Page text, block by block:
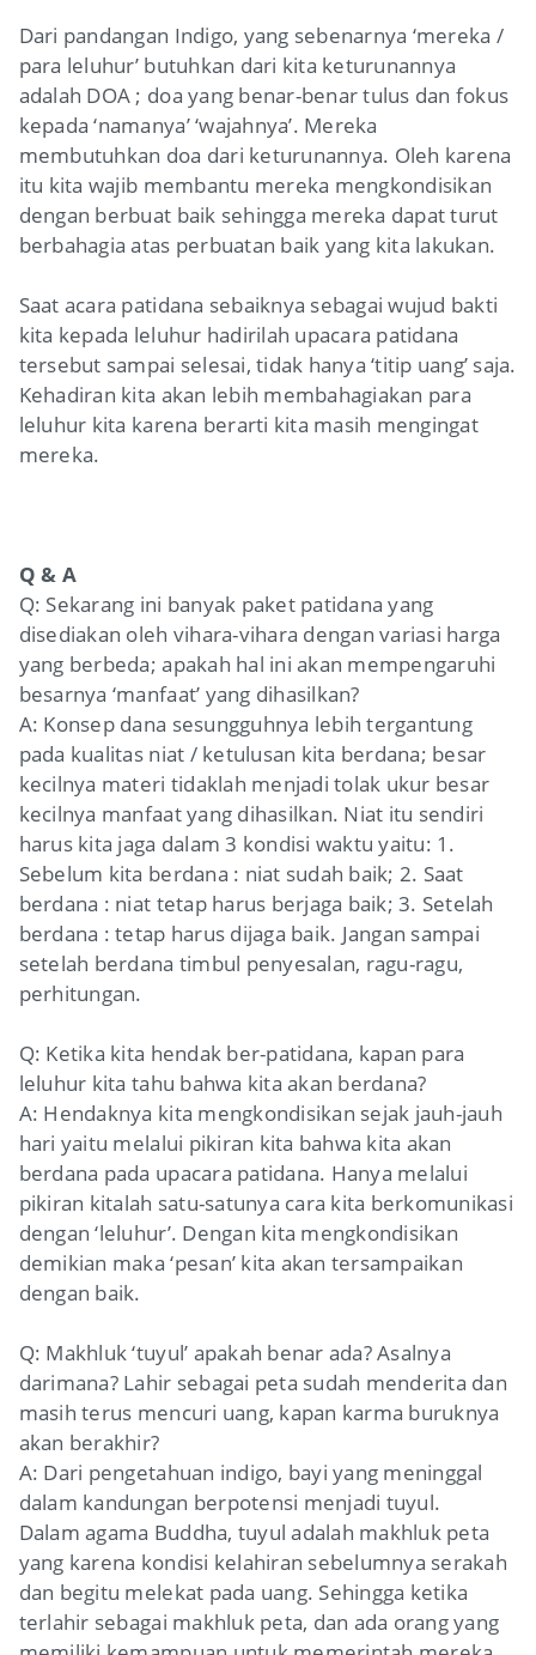
Dari pandangan Indigo, yang sebenarnya ‘mereka /
para leluhur’ butuhkan dari kita keturunannya
adalah DOA ; doa yang benar-benar tulus dan fokus
kepada ‘namanya’ ‘wajahnya’. Mereka
membutuhkan doa dari keturunannya. Oleh karena
itu kita wajib membantu mereka mengkondisikan
dengan berbuat baik sehingga mereka dapat turut
berbahagia atas perbuatan baik yang kita lakukan.
Saat acara patidana sebaiknya sebagai wujud bakti
kita kepada leluhur hadirilah upacara patidana
tersebut sampai selesai, tidak hanya ‘titip uang’ saja.
Kehadiran kita akan lebih membahagiakan para
leluhur kita karena berarti kita masih mengingat
mereka.
Q & A
Q: Sekarang ini banyak paket patidana yang
disediakan oleh vihara-vihara dengan variasi harga
yang berbeda; apakah hal ini akan mempengaruhi
besarnya ‘manfaat’ yang dihasilkan?
A: Konsep dana sesungguhnya lebih tergantung
pada kualitas niat / ketulusan kita berdana; besar
kecilnya materi tidaklah menjadi tolak ukur besar
kecilnya manfaat yang dihasilkan. Niat itu sendiri
harus kita jaga dalam 3 kondisi waktu yaitu: 1.
Sebelum kita berdana : niat sudah baik; 2. Saat
berdana : niat tetap harus berjaga baik; 3. Setelah
berdana : tetap harus dijaga baik. Jangan sampai
setelah berdana timbul penyesalan, ragu-ragu,
perhitungan.
Q: Ketika kita hendak ber-patidana, kapan para
leluhur kita tahu bahwa kita akan berdana?
A: Hendaknya kita mengkondisikan sejak jauh-jauh
hari yaitu melalui pikiran kita bahwa kita akan
berdana pada upacara patidana. Hanya melalui
pikiran kitalah satu-satunya cara kita berkomunikasi
dengan ‘leluhur’. Dengan kita mengkondisikan
demikian maka ‘pesan’ kita akan tersampaikan
dengan baik.
Q: Makhluk ‘tuyul’ apakah benar ada? Asalnya
darimana? Lahir sebagai peta sudah menderita dan
masih terus mencuri uang, kapan karma buruknya
akan berakhir?
A: Dari pengetahuan indigo, bayi yang meninggal
dalam kandungan berpotensi menjadi tuyul.
Dalam agama Buddha, tuyul adalah makhluk peta
yang karena kondisi kelahiran sebelumnya serakah
dan begitu melekat pada uang. Sehingga ketika
terlahir sebagai makhluk peta, dan ada orang yang